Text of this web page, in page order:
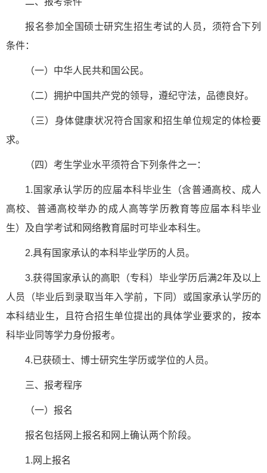
报名参加全国硕士研究生招生考试的人员，须符合下列
条件：
（一）中华人民共和国公民。
（二）拥护中国共产党的领导，遵纪守法，品德良好。
（三）身体健康状况符合国家和招生单位规定的体检要
求。
（四）考生学业水平须符合下列条件之一：
1.国家承认学历的应届本科毕业生（含普通高校、成人
高校、普通高校举办的成人高等学历教育等应届本科毕业
生）及自学考试和网络教育届时可毕业本科生。
2.具有国家承认的本科毕业学历的人员。
3.获得国家承认的高职（专科）毕业学历后满2年及以上
人员（毕业后到录取当年入学前，下同）或国家承认学历的
本科结业生，且符合招生单位提出的具体学业要求的，按本
科毕业同等学力身份报考。
4.已获硕士、博士研究生学历或学位的人员。
三、报考程序
（一）报名
报名包括网上报名和网上确认两个阶段。
1.网上报名